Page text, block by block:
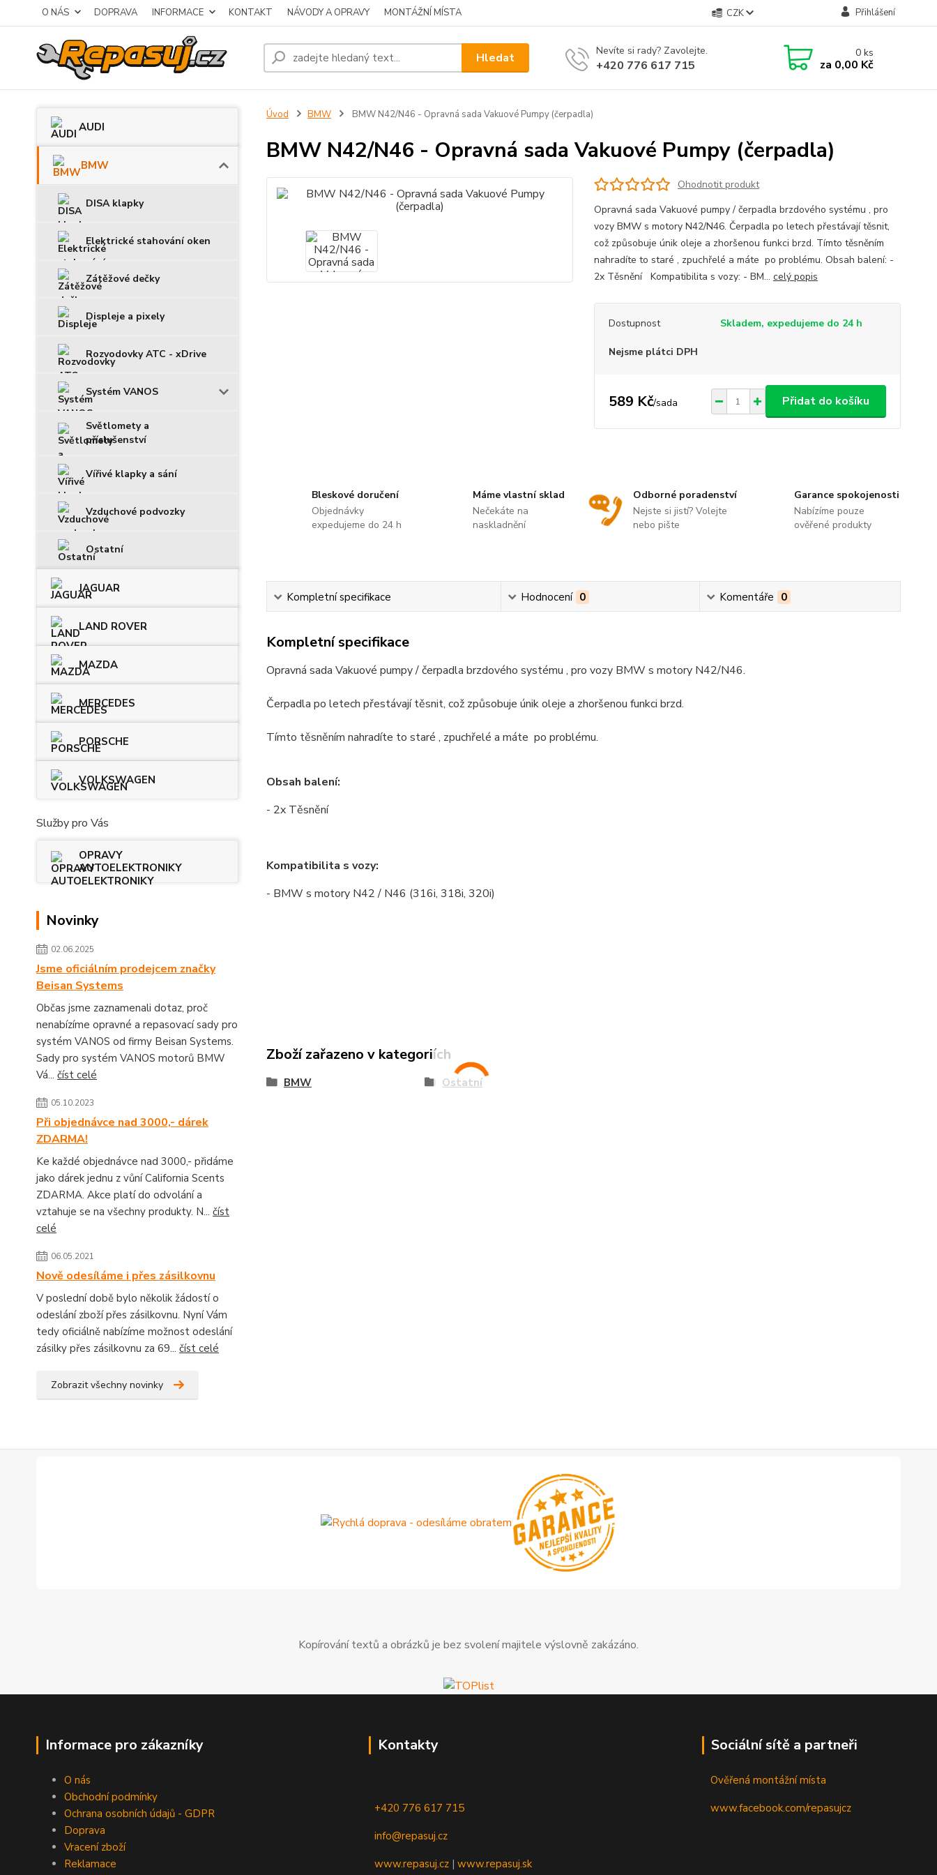
O NÁS DOPRAVA INFORMACE KONTAKT NÁVODY A OPRAVY MONTÁŽNÍ MÍSTA CZK Přihlášení
Hledat Nevíte si rady? Zavolejte.
+420 776 617 715
0ks
za 0,00 Kč
AUDI
BMW
DISA klapky
Elektrické stahování oken
Zátěžové dečky
Displeje a pixely
Rozvodovky ATC - xDrive
Systém VANOS
Světlomety a
příslušenství
Vířivé klapky a sání
Vzduchové podvozky
Ostatní
JAGUAR
LAND ROVER
MAZDA
MERCEDES
PORSCHE
VOLKSWAGEN
Služby pro Vás
OPRAVY
AUTOELEKTRONIKY
Novinky
02.06.2025
Jsme oficiálním prodejcem značky
Beisan Systems
Občas jsme zaznamenali dotaz, proč
nenabízíme opravné a repasovací sady pro
systém VANOS od firmy Beisan Systems.
Sady pro systém VANOS motorů BMW
Vá... číst celé
05.10.2023
Při objednávce nad 3000,- dárek
ZDARMA!
Ke každé objednávce nad 3000,- přidáme
jako dárek jednu z vůní California Scents
ZDARMA. Akce platí do odvolání a
vztahuje se na všechny produkty. N... číst
celé
06.05.2021
Nově odesíláme i přes zásilkovnu
V poslední době bylo několik žádostí o
odeslání zboží přes zásilkovnu. Nyní Vám
tedy oficiálně nabízíme možnost odeslání
zásilky přes zásilkovnu za 69... číst celé
Zobrazit všechny novinky
Úvod BMW BMW N42/N46 - Opravná sada Vakuové Pumpy (čerpadla)
BMW N42/N46 - Opravná sada Vakuové Pumpy (čerpadla)
Ohodnotit produkt
Opravná sada Vakuové pumpy / čerpadla brzdového systému , pro
vozy BMW s motory N42/N46. Čerpadla po letech přestávají těsnit,
což způsobuje únik oleje a zhoršenou funkci brzd. Tímto těsněním
nahradíte to staré , zpuchřelé a máte po problému. Obsah balení: -
2x Těsnění Kompatibilita s vozy: - BM... celý popis
Dostupnost Skladem, expedujeme do 24 h
Nejsme plátci DPH
589 Kč/sada Přidat do košíku
Bleskové doručení
Objednávky
expedujeme do 24 h
Máme vlastní sklad
Nečekáte na
naskladnění
Odborné poradenství
Nejste si jistí? Volejte
nebo pište
Garance spokojenosti
Nabízíme pouze
ověřené produkty
Kompletní specifikace Hodnocení 0 Komentáře 0
Kompletní specifikace
Opravná sada Vakuové pumpy / čerpadla brzdového systému , pro vozy BMW s motory N42/N46.
Čerpadla po letech přestávají těsnit, což způsobuje únik oleje a zhoršenou funkci brzd.
Tímto těsněním nahradíte to staré , zpuchřelé a máte po problému.
Obsah balení:
- 2x Těsnění
Kompatibilita s vozy:
- BMW s motory N42 / N46 (316i, 318i, 320i)
Zboží zařazeno v kategoriích
BMW Ostatní
Kopírování textů a obrázků je bez svolení majitele výslovně zakázáno.
Informace pro zákazníky
O nás
Obchodní podmínky
Ochrana osobních údajů - GDPR
Doprava
Vracení zboží
Reklamace
Kontakty
+420 776 617 715
info@repasuj.cz
www.repasuj.cz |www.repasuj.sk
Sociální sítě a partneři
Ověřená montážní místa
www.facebook.com/repasujcz